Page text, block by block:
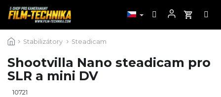
na
Stabilizátory Steadicam
Shootvilla Nano steadicam pro
SLR a mini DV
10721